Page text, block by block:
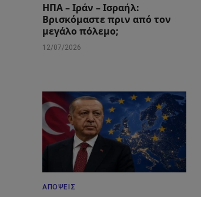
ΗΠΑ – Ιράν – Ισραήλ:
Βρισκόμαστε πριν από τον
μεγάλο πόλεμο;
12/07/2026
ΑΠΌΨΕΙΣ